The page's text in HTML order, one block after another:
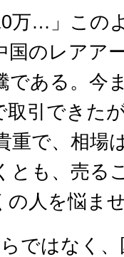
万…」この
国のレアア
である。今
取引できた
重で、相場
とも、売る
の人を悩ま
ではなく